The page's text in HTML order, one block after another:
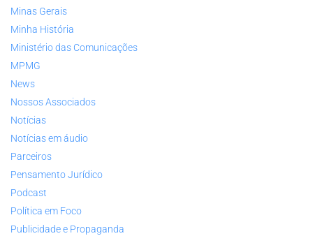
Minas Gerais
Minha História
Ministério das Comunicações
MPMG
News
Nossos Associados
Notícias
Notícias em áudio
Parceiros
Pensamento Jurídico
Podcast
Política em Foco
Publicidade e Propaganda